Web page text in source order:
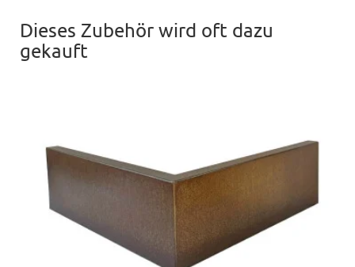
Dieses Zubehör wird oft dazu
gekauft